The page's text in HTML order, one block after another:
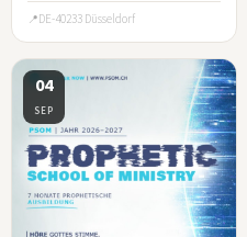
DE-40233 Düsseldorf
04
SEP